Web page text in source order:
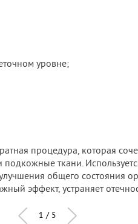
уровне;
процедура, которая
подкожные ткани.
общего состояния
эффект, устраняет
1 / 5